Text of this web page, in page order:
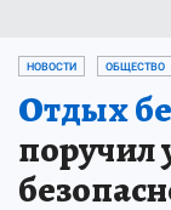
НОВОСТИ ОБЩЕСТВО
Отдых
поручил